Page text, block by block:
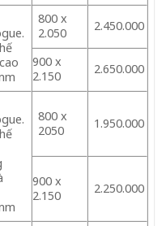
800 x
2.050
2.450.000
900 x
2.150
2.650.000
800 x
2050
1.950.000
900 x
2.150
2.250.000